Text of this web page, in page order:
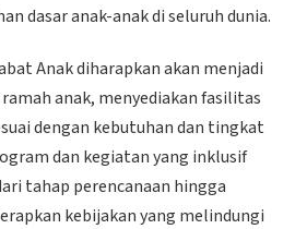
dasar anak-anak di seluruh dunia.
Anak diharapkan akan menjadi
anak, menyediakan fasilitas
dengan kebutuhan dan tingkat
dan kegiatan yang inklusif
tahap perencanaan hingga
kebijakan yang melindungi